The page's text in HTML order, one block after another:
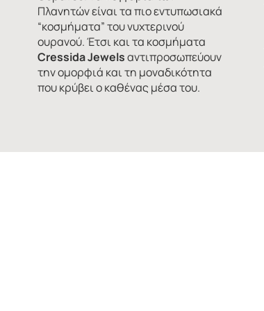
Πλανητών είναι τα πιο εντυπωσιακά
“κοσμήματα” του νυχτερινού
ουρανού. Έτσι και τα κοσμήματα
Cressida Jewelsαντιπροσωπεύουν
την ομορφιά και τη μοναδικότητα
που κρύβει ο καθένας μέσα του.